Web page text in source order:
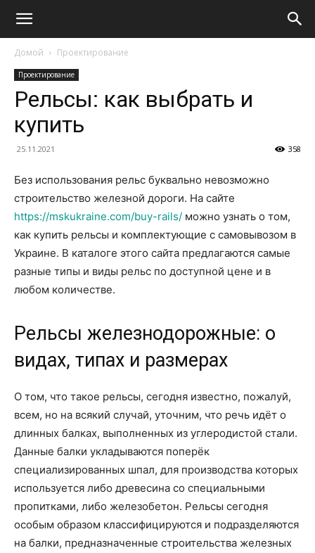
Домой Проектирование
Проектирование
Рельсы: как выбрать и
купить
25.11.2021 358
Без использования рельс буквально невозможно
строительство железной дороги. На сайте
https://mskukraine.com/buy-rails/ можно узнать о том,
как купить рельсы и комплектующие с самовывозом в
Украине. В каталоге этого сайта предлагаются самые
разные типы и виды рельс по доступной цене и в
любом количестве.
Рельсы железнодорожные: о
видах, типах и размерах
О том, что такое рельсы, сегодня известно, пожалуй,
всем, но на всякий случай, уточним, что речь идёт о
длинных балках, выполненных из углеродистой стали.
Данные балки укладываются поперёк
специализированных шпал, для производства которых
используется либо древесина со специальными
пропитками, либо железобетон. Рельсы сегодня
особым образом классифицируются и подразделяются
на балки, предназначенные строительства железных